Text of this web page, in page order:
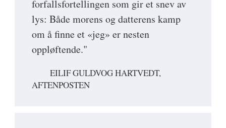
forfallsfortellingen som gir et snev av
lys: Både morens og datterens kamp
om å finne et «jeg» er nesten
oppløftende."
EILIF GULDVOG HARTVEDT,
AFTENPOSTEN